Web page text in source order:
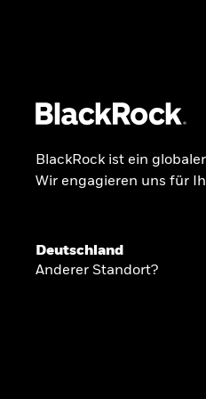
INSIDE THE MARKET
BlackRock ist ein
Wir engagieren uns für
Deutschland
Anderer Standort?